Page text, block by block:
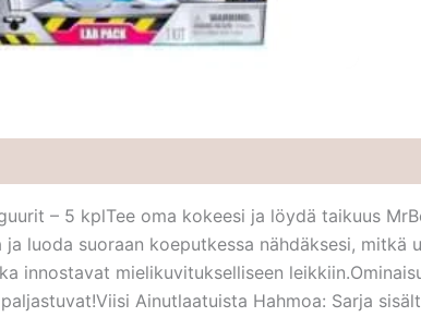
– 5 kplTee oma kokeesi ja löydä taikuus
luoda suoraan koeputkessa nähdäksesi,
innostavat mielikuvitukselliseen
Ainutlaatuista Hahmoa: Sarja